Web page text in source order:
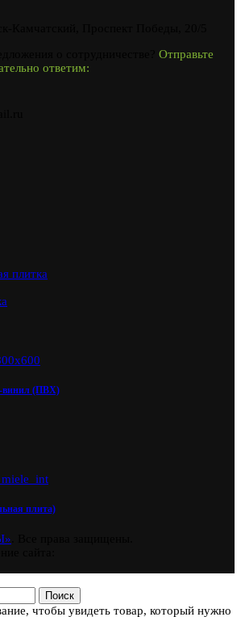
Отправьте
ответим:
плитка
винил (ПВХ)
плита)
Поиск
чтобы увидеть товар, который нужно